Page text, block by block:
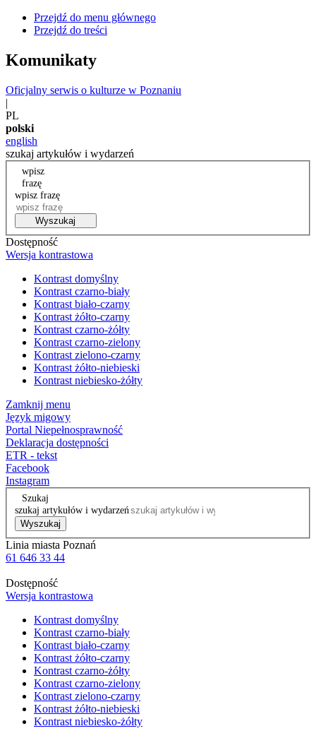
Przejdź do menu głównego
Przejdź do treści
Komunikaty
Oficjalny serwis o kulturze w Poznaniu
|
PL
polski
english
szukaj artykułów i wydarzeń
wpisz
frazę
wpisz frazę
Wyszukaj
Dostępność
Wersja kontrastowa
Kontrast domyślny
Kontrast czarno-biały
Kontrast biało-czarny
Kontrast żółto-czarny
Kontrast czarno-żółty
Kontrast czarno-zielony
Kontrast zielono-czarny
Kontrast żółto-niebieski
Kontrast niebiesko-żółty
Zamknij menu
Język migowy
Portal Niepełnosprawność
Deklaracja dostępności
ETR - tekst
Facebook
Instagram
Szukaj
szukaj artykułów i wydarzeń
Wyszukaj
Linia miasta Poznań
61 646 33 44
Dostępność
Wersja kontrastowa
Kontrast domyślny
Kontrast czarno-biały
Kontrast biało-czarny
Kontrast żółto-czarny
Kontrast czarno-żółty
Kontrast czarno-zielony
Kontrast zielono-czarny
Kontrast żółto-niebieski
Kontrast niebiesko-żółty